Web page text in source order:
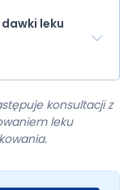
leku
konsultacji z
leku